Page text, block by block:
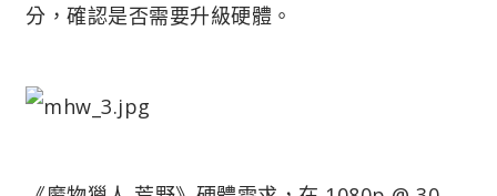
分，確認是否需要升級硬體。